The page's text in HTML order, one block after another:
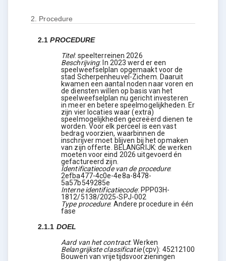
2. Procedure
2.1PROCEDURE
Titel: speelterreinen 2026
Beschrijving:In 2023 werd er een
speelweefselplan opgemaakt voor de
stad Scherpenheuvel-Zichem. Daaruit
kwamen een aantal noden naar voren en
de diensten willen op basis van het
speelweefselplan nu gericht investeren
in meer en betere speelmogelijkheden. Er
zijn vier locaties waar (extra)
speelmogelijkheden gecreëerd dienen te
worden. Voor elk perceel is een vast
bedrag voorzien, waarbinnen de
inschrijver moet blijven bij het opmaken
van zijn offerte. BELANGRIJK: de werken
moeten voor eind 2026 uitgevoerd én
gefactureerd zijn.
Identificatiecode van de procedure:
2efba477-4c0e-4e8a-8478-
5a57b549285e
Interne identificatiecode: PPP03H-
1812/5138/2025-SPJ-002
Type procedure: Andere procedure in één
fase
2.1.1 DOEL
Aard van het contract:Werken
Belangrijkste classificatie (cpv): 45212100
Bouwen van vrijetijdsvoorzieningen